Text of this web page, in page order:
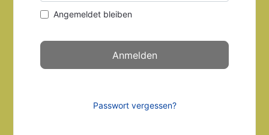
Angemeldet bleiben
Passwort vergessen?